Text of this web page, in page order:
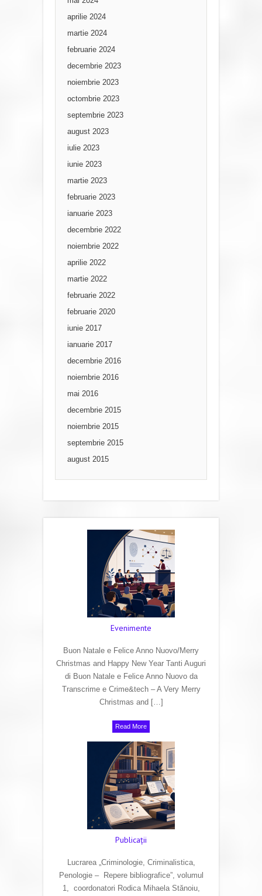
aprilie 2024
martie 2024
februarie 2024
decembrie 2023
noiembrie 2023
octombrie 2023
septembrie 2023
august 2023
iulie 2023
iunie 2023
martie 2023
februarie 2023
ianuarie 2023
decembrie 2022
noiembrie 2022
aprilie 2022
martie 2022
februarie 2022
februarie 2020
iunie 2017
ianuarie 2017
decembrie 2016
noiembrie 2016
mai 2016
decembrie 2015
noiembrie 2015
septembrie 2015
august 2015
Evenimente
Buon Natale e Felice Anno Nuovo/Merry
Christmas and Happy New Year Tanti Auguri
di Buon Natale e Felice Anno Nuovo da
Transcrime e Crime&tech – A Very Merry
Christmas and […]
Read More
Publicaţii
Lucrarea „Criminologie, Criminalistica,
Penologie – Repere bibliografice”, volumul
1, coordonatori Rodica Mihaela Stănoiu,